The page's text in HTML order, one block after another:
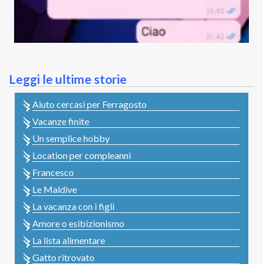
Leggi le ultime storie
Aiuto cercasi per Ferragosto
Vacanze finite
Un semplice hobby
Location per compleanni
Francesco
Le Maldive
La vacanza con i figli
Amore o esibizionismo
La lista alimentare
Gatto ritrovato